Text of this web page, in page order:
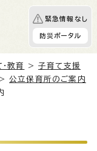
緊急情報なし
防災ポータル
教育 >子育て支援
公立保育所のご案内